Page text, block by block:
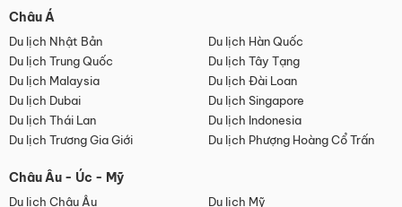
Châu Á
Du lịch Nhật Bản
Du lịch Hàn Quốc
Du lịch Trung Quốc
Du lịch Tây Tạng
Du lịch Malaysia
Du lịch Đài Loan
Du lịch Dubai
Du lịch Singapore
Du lịch Thái Lan
Du lịch Indonesia
Du lịch Trương Gia Giới
Du lịch Phượng Hoàng Cổ Trấn
Châu Âu - Úc - Mỹ
Du lịch Châu Âu
Du lịch Mỹ